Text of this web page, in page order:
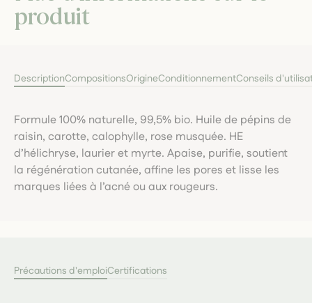
produit
DescriptionCompositionsOrigineConditionnementConseils
Formule 100% naturelle, 99,5% bio. Huile de pépins de
raisin, carotte, calophylle, rose musquée. HE
d’hélichryse, laurier et myrte. Apaise, purifie, soutient
la régénération cutanée, affine les pores et lisse les
marques liées à l’acné ou aux rougeurs.
Précautions d'emploiCertifications